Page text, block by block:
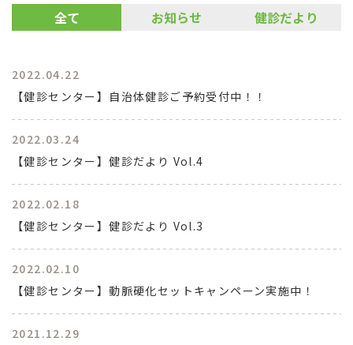
全て お知らせ 健診だより
2022.04.22
【健診センター】自治体健診ご予約受付中！！
2022.03.24
【健診センター】健診だより Vol.4
2022.02.18
【健診センター】健診だより Vol.3
2022.02.10
【健診センター】動脈硬化セットキャンペーン実施中！
2021.12.29